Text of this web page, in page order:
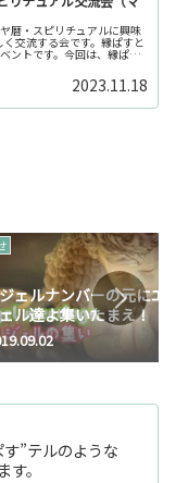
暦・スピリチュアルに興味
交流する会です。縁ぱすと
ントです。今回は、縁ぱす
2023.11.18
ェルナンバーの元にエ
ル達よ集いたまえ！
”テルのような
。